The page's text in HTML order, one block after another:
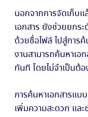
นอกจากการจัดเก็บ
เอกสาร ยังช่วยยกร
ด้วยชื่อไฟล์ ไปสู่การ
งานสามารถค้นหาเอ
ทันที โดยไม่จำเป็นต้
การค้นหาเอกสารแบ
เพิ่มความสะดวก แล